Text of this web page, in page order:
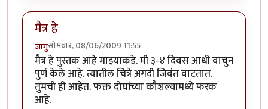
मैत्र हे
जागुसोमवार, 08/06/2009 11:55
मैत्र हे पुस्तक आहे माझ्याकडे. मी ३-४ दिवस आधी वाचुन
पुर्ण केले आहे. त्यातील चित्रे अगदी जिवंत वाटतात.
तुमची ही आहेत. फक्त दोघांच्या कौशल्यामध्ये फरक
आहे.